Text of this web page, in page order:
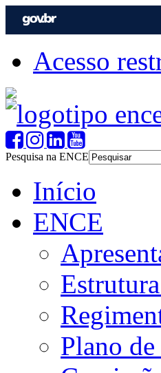
Acesso
Pesquisa na ENCE
Início
ENCE
Plano